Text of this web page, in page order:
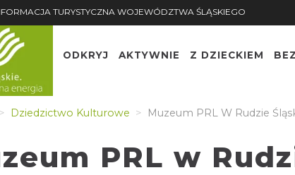
TURYSTYCZNA WOJEWÓDZTWA ŚLĄSKIEGO
ODKRYJ AKTYWNIE Z DZIECKIEM
Dziedzictwo Kulturowe Muzeum PRL W Rudzie
PRL w